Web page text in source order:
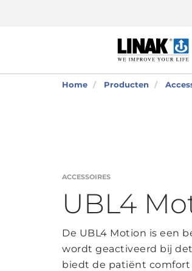
Home Producten
ACCESSOIRES
UBL4
De UBL4 Motion is een
wordt geactiveerd bij
biedt de patiënt